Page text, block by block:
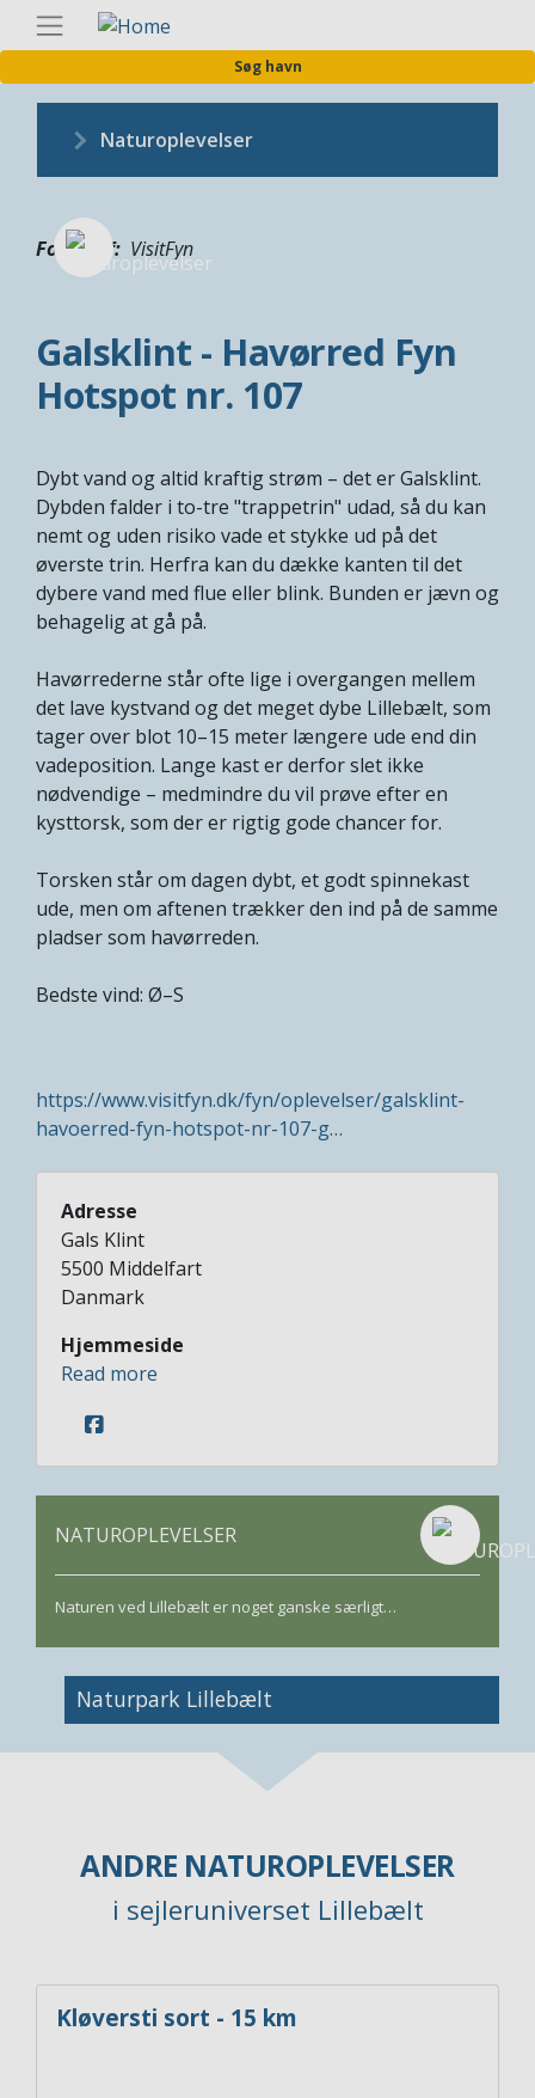
Søg havn
Naturoplevelser
Fotograf VisitFyn
Galsklint - Havørred Fyn
Hotspot nr. 107
Dybt vand og altid kraftig strøm – det er Galsklint.
Dybden falder i to-tre "trappetrin" udad, så du kan
nemt og uden risiko vade et stykke ud på det
øverste trin. Herfra kan du dække kanten til det
dybere vand med flue eller blink. Bunden er jævn og
behagelig at gå på.
Havørrederne står ofte lige i overgangen mellem
det lave kystvand og det meget dybe Lillebælt, som
tager over blot 10–15 meter længere ude end din
vadeposition. Lange kast er derfor slet ikke
nødvendige – medmindre du vil prøve efter en
kysttorsk, som der er rigtig gode chancer for.
Torsken står om dagen dybt, et godt spinnekast
ude, men om aftenen trækker den ind på de samme
pladser som havørreden.
Bedste vind: Ø–S
https://www.visitfyn.dk/fyn/oplevelser/galsklint-
havoerred-fyn-hotspot-nr-107-g…
Adresse
Gals Klint
5500 Middelfart
Danmark
Hjemmeside
Read more
NATUROPLEVELSER
Naturen ved Lillebælt er noget ganske særligt…
Naturpark Lillebælt
ANDRE NATUROPLEVELSER
i sejleruniverset Lillebælt
Kløversti sort - 15 km